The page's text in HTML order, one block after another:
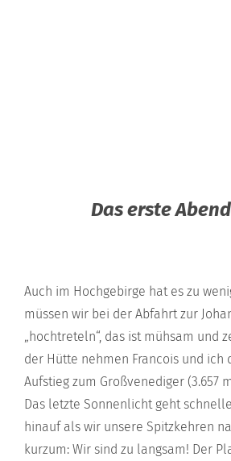
Das erste
Auch im Hochgebirge hat es zu
müssen wir bei der Abfahrt zur
„hochtreteln“, das ist mühsam und
der Hütte nehmen Francois und ich
Aufstieg zum Großvenediger (3.657
Das letzte Sonnenlicht geht
hinauf als wir unsere Spitzkehren
kurzum: Wir sind zu langsam! Der